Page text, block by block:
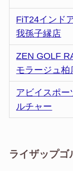
FiT24インド
我孫子縁店
ZEN GOLF
モラージュ柏
アビイスポー
ルチャー
ライザップゴ